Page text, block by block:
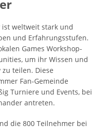
ist weltweit stark und
und Erfahrungsstufen.
Games Workshop-
um ihr Wissen und
teilen. Diese
Fan-Gemeinde
Turniere und Events, bei
antreten.
die 800 Teilnehmer bei